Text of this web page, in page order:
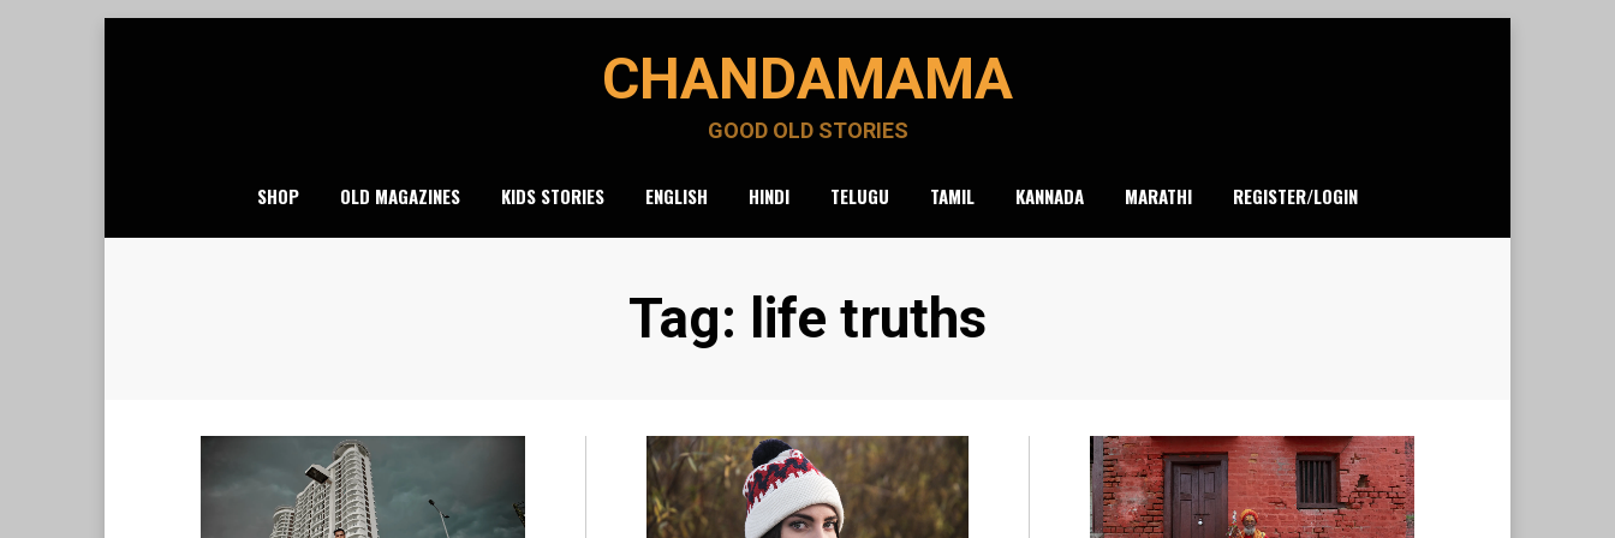
CHANDAMAMA
GOOD OLD STORIES
SHOP OLD MAGAZINES KIDS STORIES ENGLISH HINDI TELUGU TAMIL KANNADA MARATHI REGISTER/LOGIN
Tag: life truths